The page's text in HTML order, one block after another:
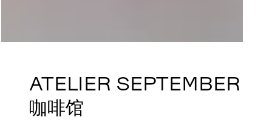
ATELIER SEPTEMBER
咖啡馆